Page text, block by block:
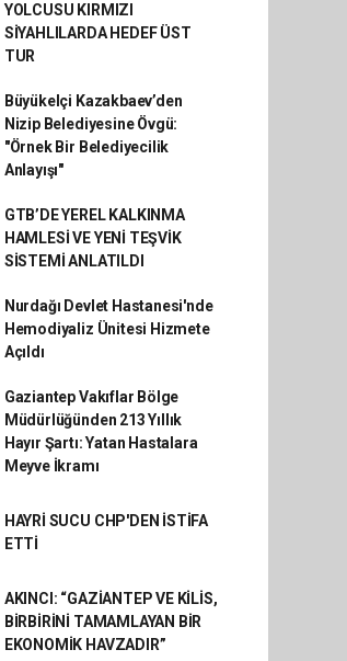
YOLCUSU KIRMIZI
SİYAHLILARDA HEDEF ÜST
TUR
Büyükelçi Kazakbaev’den
Nizip Belediyesine Övgü:
"Örnek Bir Belediyecilik
Anlayışı"
GTB’DE YEREL KALKINMA
HAMLESİ VE YENİ TEŞVİK
SİSTEMİ ANLATILDI
Nurdağı Devlet Hastanesi'nde
Hemodiyaliz Ünitesi Hizmete
Açıldı
Gaziantep Vakıflar Bölge
Müdürlüğünden 213 Yıllık
Hayır Şartı: Yatan Hastalara
Meyve İkramı
HAYRİ SUCU CHP'DEN İSTİFA
ETTİ
AKINCI: “GAZİANTEP VE KİLİS,
BİRBİRİNİ TAMAMLAYAN BİR
EKONOMİK HAVZADIR”